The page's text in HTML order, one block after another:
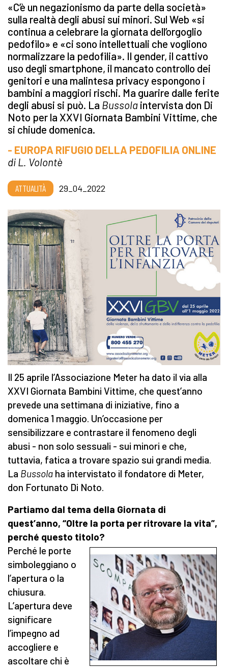
«C’è un negazionismo da parte della società»
sulla realtà degli abusi sui minori. Sul Web «si
continua a celebrare la giornata dell’orgoglio
pedofilo» e «ci sono intellettuali che vogliono
normalizzare la pedofilia». Il gender, il cattivo
uso degli smartphone, il mancato controllo dei
genitori e una malintesa privacy espongono i
bambini a maggiori rischi. Ma guarire dalle ferite
degli abusi si può. La Bussola intervista don Di
Noto per la XXVI Giornata Bambini Vittime, che
si chiude domenica.
- EUROPA RIFUGIO DELLA PEDOFILIA ONLINE
di L. Volontè
ATTUALITÀ 29_04_2022
Il 25 aprile l’Associazione Meter ha dato il via alla
XXVI Giornata Bambini Vittime, che quest’anno
prevede una settimana di iniziative, fino a
domenica 1 maggio. Un’occasione per
sensibilizzare e contrastare il fenomeno degli
abusi - non solo sessuali - sui minori e che,
tuttavia, fatica a trovare spazio sui grandi media.
La Bussola ha intervistato il fondatore di Meter,
don Fortunato Di Noto.
Partiamo dal tema della Giornata di
quest’anno, “Oltre la porta per ritrovare la vita”,
perché questo titolo?
Perché le porte
simboleggiano o
l’apertura o la
chiusura.
L’apertura deve
significare
l’impegno ad
accogliere e
ascoltare chi è